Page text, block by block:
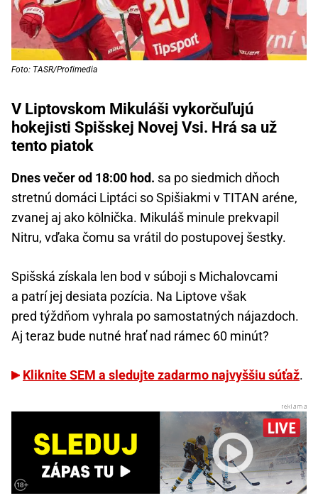
Foto: TASR/Profimedia
V Liptovskom Mikuláši vykorčuľujú
hokejisti Spišskej Novej Vsi. Hrá sa už
tento piatok
Dnes večer od 18:00 hod. sa po siedmich dňoch
stretnú domáci Liptáci so Spišiakmi v TITAN aréne,
zvanej aj ako kôlnička. Mikuláš minule prekvapil
Nitru, vďaka čomu sa vrátil do postupovej šestky.
Spišská získala len bod v súboji s Michalovcami
a patrí jej desiata pozícia. Na Liptove však
pred týždňom vyhrala po samostatných nájazdoch.
Aj teraz bude nutné hrať nad rámec 60 minút?
Kliknite SEM a sledujte zadarmo najvyššiu súťaž.